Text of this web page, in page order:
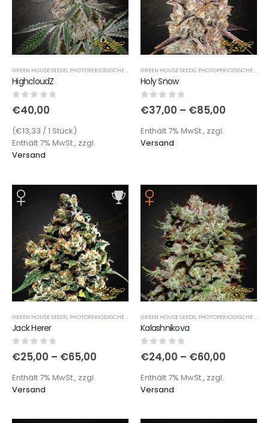
GREEN HOUSE SEEDS, PHOTOPERIODISCHE SORTEN
HighcloudZ
0out of 5
€40,00
(€13,33 / 1 Stück)
Enthält 7% MwSt., zzgl.
Versand
GREEN HOUSE SEEDS, PHOTOPERIODISCHE SORTEN
Holy Snow
0out of 5
€37,00 – €85,00
Enthält 7% MwSt., zzgl.
Versand
GREEN HOUSE SEEDS, PHOTOPERIODISCHE SORTEN
Jack Herer
0out of 5
€25,00 – €65,00
Enthält 7% MwSt., zzgl.
Versand
GREEN HOUSE SEEDS, PHOTOPERIODISCHE SORTEN
Kalashnikova
0out of 5
€24,00 – €60,00
Enthält 7% MwSt., zzgl.
Versand